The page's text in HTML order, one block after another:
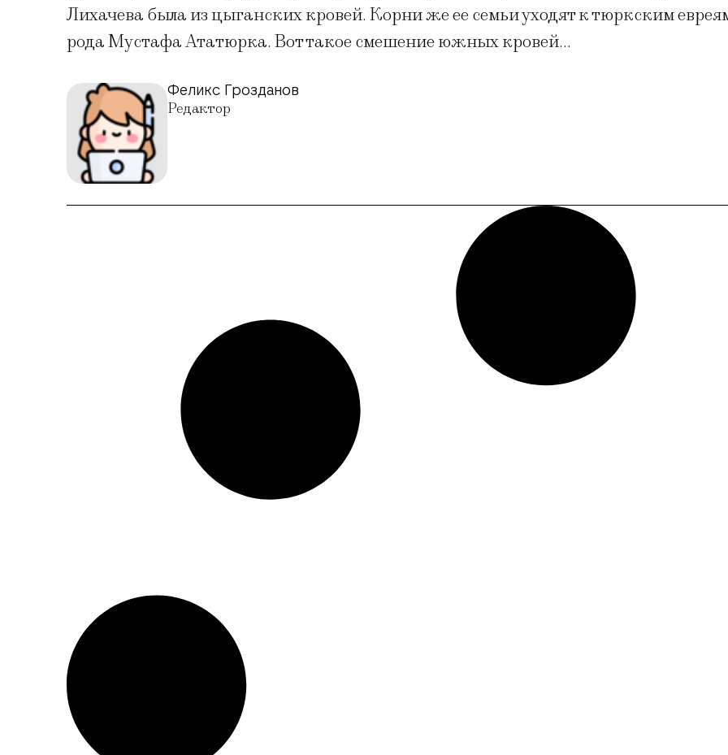
Лихачева была из цыганских кровей. Корни же ее семьи уходят к тюркским
рода Мустафа Ататюрка. Вот такое смешение южных кровей…
Феликс Грозданов
Редактор